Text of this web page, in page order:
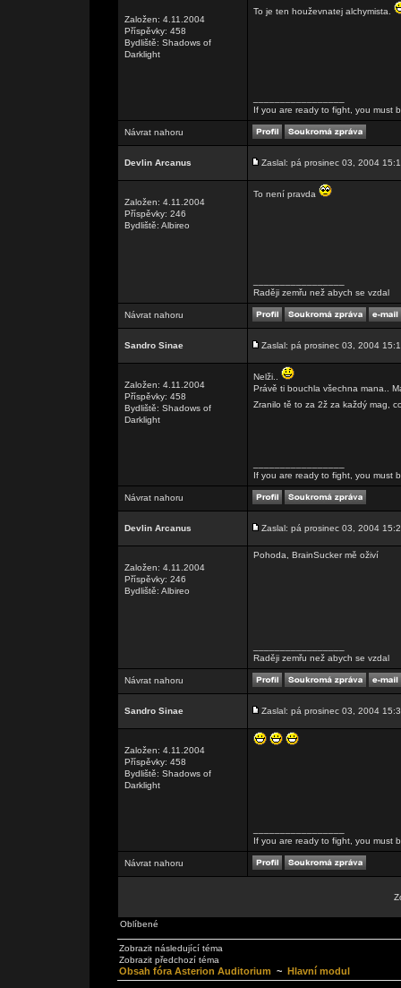
Založen: 4.11.2004
Příspěvky: 458
Bydliště: Shadows of
Darklight
To je ten houževnatej alchymista.
If you are ready to fight, you must
Návrat nahoru
Devlin Arcanus Zaslal: pá prosinec 03, 2004
Založen: 4.11.2004
Příspěvky: 246
Bydliště: Albireo
To není pravda
Raději zemřu než abych se vzdal
Návrat nahoru
Sandro Sinae Zaslal: pá prosinec 03, 2004
Založen: 4.11.2004
Příspěvky: 458
Bydliště: Shadows of
Darklight
Nelži..
Právě ti bouchla všechna mana..
Zranilo tě to za 2ž za každý mag,
If you are ready to fight, you must
Návrat nahoru
Devlin Arcanus Zaslal: pá prosinec 03, 2004
Založen: 4.11.2004
Příspěvky: 246
Bydliště: Albireo
Pohoda, BrainSucker mě oživí
Raději zemřu než abych se vzdal
Návrat nahoru
Sandro Sinae Zaslal: pá prosinec 03, 2004
Založen: 4.11.2004
Příspěvky: 458
Bydliště: Shadows of
Darklight
If you are ready to fight, you must
Návrat nahoru
Oblíbené
Zobrazit následující téma
Zobrazit předchozí téma
Obsah fóra Asterion Auditorium ~ Hlavní modul